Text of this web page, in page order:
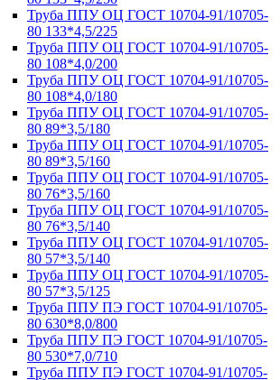
Труба ППУ ОЦ ГОСТ 10704-91/10705-
80 133*4,5/225
Труба ППУ ОЦ ГОСТ 10704-91/10705-
80 108*4,0/200
Труба ППУ ОЦ ГОСТ 10704-91/10705-
80 108*4,0/180
Труба ППУ ОЦ ГОСТ 10704-91/10705-
80 89*3,5/180
Труба ППУ ОЦ ГОСТ 10704-91/10705-
80 89*3,5/160
Труба ППУ ОЦ ГОСТ 10704-91/10705-
80 76*3,5/160
Труба ППУ ОЦ ГОСТ 10704-91/10705-
80 76*3,5/140
Труба ППУ ОЦ ГОСТ 10704-91/10705-
80 57*3,5/140
Труба ППУ ОЦ ГОСТ 10704-91/10705-
80 57*3,5/125
Труба ППУ ПЭ ГОСТ 10704-91/10705-
80 630*8,0/800
Труба ППУ ПЭ ГОСТ 10704-91/10705-
80 530*7,0/710
Труба ППУ ПЭ ГОСТ 10704-91/10705-